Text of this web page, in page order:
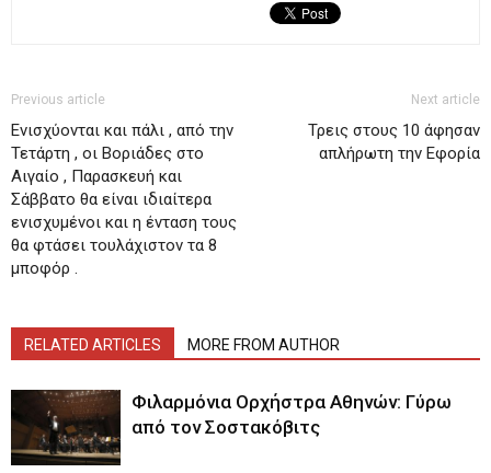
Previous article
Ενισχύονται και πάλι , από την
Τετάρτη , οι Βοριάδες στο
Αιγαίο , Παρασκευή και
Σάββατο θα είναι ιδιαίτερα
ενισχυμένοι και η ένταση τους
θα φτάσει τουλάχιστον τα 8
μποφόρ .
Next article
Τρεις στους 10 άφησαν
απλήρωτη την Εφορία
RELATED ARTICLES MORE FROM AUTHOR
Φιλαρμόνια Ορχήστρα Αθηνών: Γύρω
από τον Σοστακόβιτς